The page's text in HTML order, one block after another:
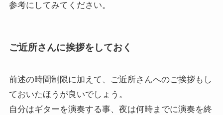
参考にしてみてください。
ご近所さんに挨拶をしておく
前述の時間制限に加えて、ご近所さんへのご挨拶もし
ておいたほうが良いでしょう。
自分はギターを演奏する事、夜は何時までに演奏を終